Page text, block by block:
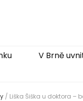
V Brně
/ Liška Šiška u doktora –